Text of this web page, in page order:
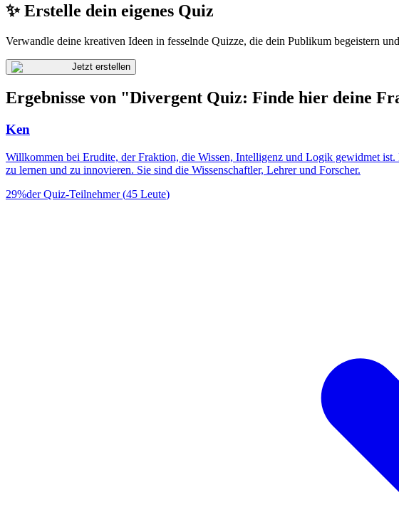
✨ Erstelle dein eigenes Quiz
Verwandle deine kreativen Ideen in fesselnde Quizze, die dein Publikum begeistern
Jetzt erstellen
Ergebnisse von "Divergent Quiz: Finde hier deine
Ken
Willkommen bei Erudite, der Fraktion, die Wissen, Intelligenz und Logik gewidmet
zu lernen und zu innovieren. Sie sind die Wissenschaftler, Lehrer und Forscher.
29%der Quiz-Teilnehmer(45 Leute)